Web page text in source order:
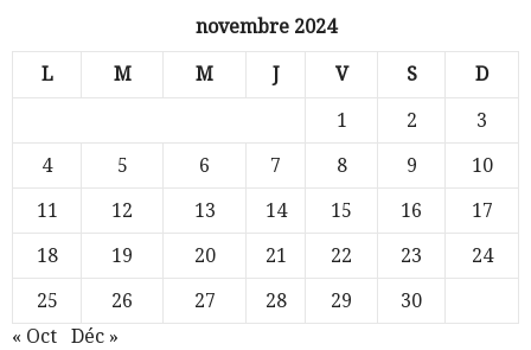
novembre 2024
L M M J V S D
1 2
3
4
5 6 7 8 9
10
11
12 13 14 15 16
17
18
19 20 21 22 23
24
25
26 27 28 29
30
« Oct
Déc »